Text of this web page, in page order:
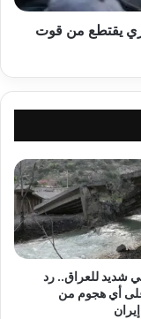
يقتطع من قوت
شديد للعراق.. رد
أي هجوم من